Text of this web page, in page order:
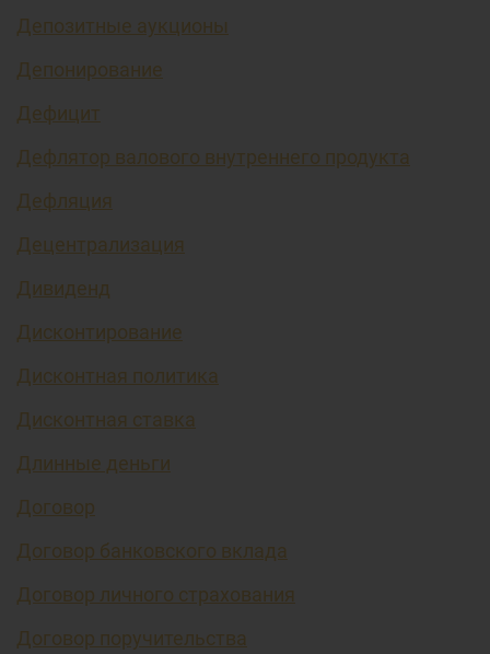
Депозитные аукционы
Депонирование
Дефицит
Дефлятор валового внутреннего продукта
Дефляция
Децентрализация
Дивиденд
Дисконтирование
Дисконтная политика
Дисконтная ставка
Длинные деньги
Договор
Договор банковского вклада
Договор личного страхования
Договор поручительства